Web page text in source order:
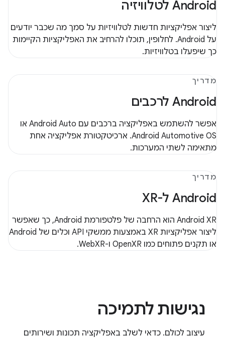
Android לטלוויזיה
ליצור אפליקציות חדשות לטלוויזיות על סמך מה שכבר יודעים
על Android. לחלופין, תוכלו להרחיב את האפליקציות הקיימות
כך שיפעלו בטלוויזיות.
מדריך
‫Android לרכבים
אפשר להשתמש באפליקציה ברכבים עם Android Auto או
Android Automotive OS. ארכיטקטורת אפליקציה אחת
מתאימה לשתי המערכות.
מדריך
‫Android ל-XR
‫Android XR הוא הרחבה של פלטפורמת Android, כך שאפשר
ליצור אפליקציות XR באמצעות ממשקי API וכלים של Android
או תקנים פתוחים כמו OpenXR ו-WebXR.
נגישות לתמיכה
עיצוב לכולם. כדאי לשלב באפליקציה תכונות ושירותים